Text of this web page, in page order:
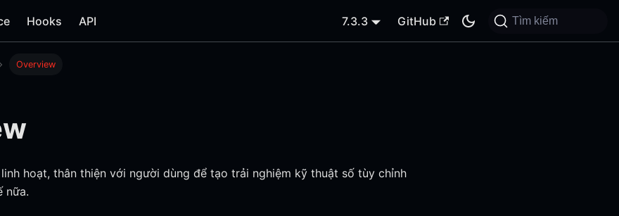
Hooks API 7.3.3 GitHub Tìm kiếm
Overview
hoạt, thân thiện với người dùng để tạo trải nghiệm kỹ thuật số tùy chỉnh
nữa.